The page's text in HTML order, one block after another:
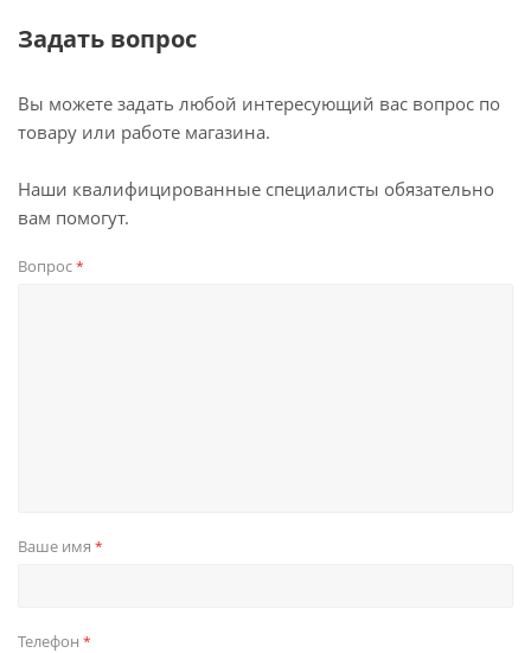
Задать вопрос
Вы можете задать любой интересующий вас вопрос по
товару или работе магазина.
Наши квалифицированные специалисты обязательно
вам помогут.
Вопрос*
Ваше имя *
Телефон *